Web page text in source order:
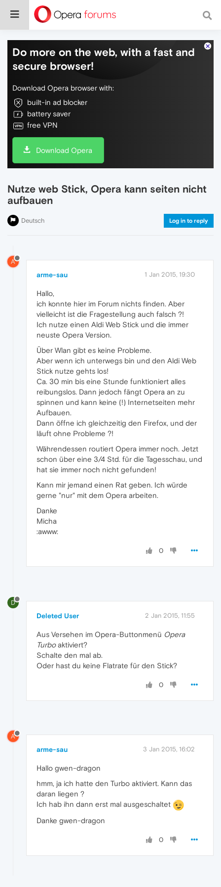
Do more on the web, with a fast and
secure browser!
Download Opera browser with:
built-in ad blocker
battery saver
free VPN
Download Opera
Nutze web Stick, Opera kann seiten nicht
aufbauen
Deutsch Log in to reply
A
arme-sau 1 Jan 2015, 19:30
Hallo,
ich konnte hier im Forum nichts finden. Aber
vielleicht ist die Fragestellung auch falsch ?!
Ich nutze einen Aldi Web Stick und die immer
neuste Opera Version.
Über Wlan gibt es keine Probleme.
Aber wenn ich unterwegs bin und den Aldi Web
Stick nutze gehts los!
Ca. 30 min bis eine Stunde funktioniert alles
reibungslos. Dann jedoch fängt Opera an zu
spinnen und kann keine (!) Internetseiten mehr
Aufbauen.
Dann öffne ich gleichzeitig den Firefox, und der
läuft ohne Probleme ?!
Währendessen routiert Opera immer noch. Jetzt
schon über eine 3/4 Std. für die Tagesschau, und
hat sie immer noch nicht gefunden!
Kann mir jemand einen Rat geben. Ich würde
gerne "nur" mit dem Opera arbeiten.
Danke
Micha
:awww:
0
D
Deleted User 2 Jan 2015, 11:55
Aus Versehen im Opera-Buttonmenü Opera
Turboaktiviert?
Schalte den mal ab.
Oder hast du keine Flatrate für den Stick?
0
A
arme-sau 3 Jan 2015, 16:02
Hallo gwen-dragon
hmm, ja ich hatte den Turbo aktiviert. Kann das
daran liegen ?
Ich hab ihn dann erst mal ausgeschaltet
Danke gwen-dragon
0